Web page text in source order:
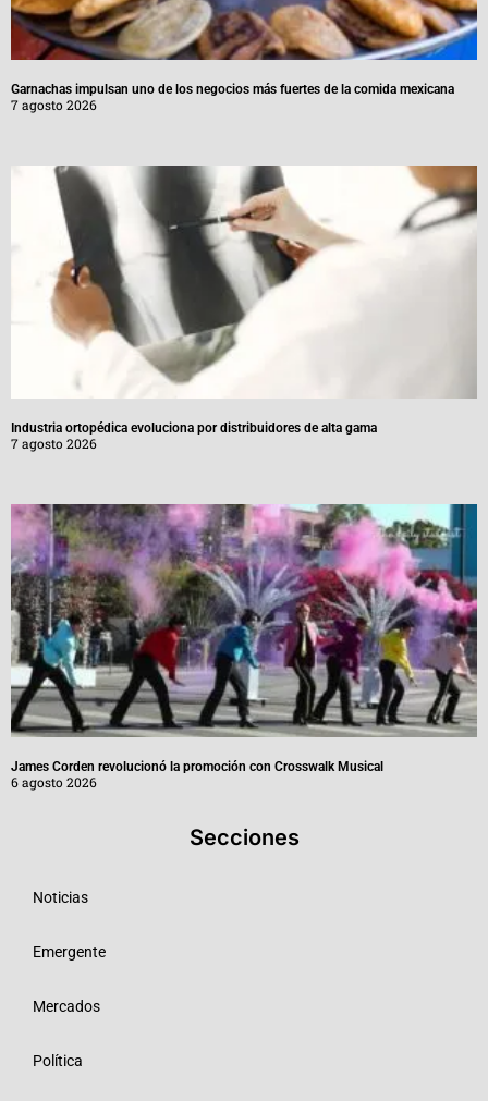
Garnachas impulsan uno de los negocios más fuertes de la comida mexicana
7 agosto 2026
Industria ortopédica evoluciona por distribuidores de alta gama
7 agosto 2026
James Corden revolucionó la promoción con Crosswalk Musical
6 agosto 2026
Secciones
Noticias
Emergente
Mercados
Política